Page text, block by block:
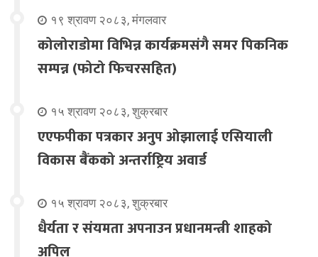
१९ श्रावण २०८३, मंगलवार
कोलोराडोमा विभिन्न कार्यक्रमसंगै समर पिकनिक
सम्पन्न (फोटो फिचरसहित)
१५ श्रावण २०८३, शुक्रबार
एएफपीका पत्रकार अनुप ओझालाई एसियाली
विकास बैंकको अन्तर्राष्ट्रिय अवार्ड
१५ श्रावण २०८३, शुक्रबार
धैर्यता र संयमता अपनाउन प्रधानमन्त्री शाहको
अपिल